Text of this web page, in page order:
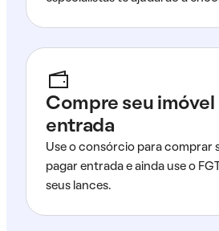
Compre seu imóvel
entrada
Use o consórcio para comprar
pagar entrada e ainda use o
seus lances.